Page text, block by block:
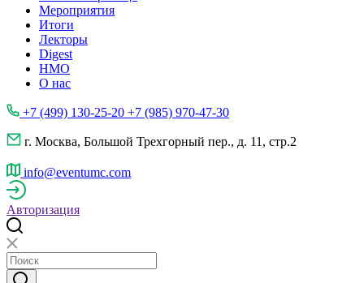
Мероприятия
Итоги
Лекторы
Digest
НМО
О нас
+7 (499) 130-25-20 +7 (985) 970-47-30
г. Москва, Большой Трехгорный пер., д. 11, стр.2
info@eventumc.com
Авторизация